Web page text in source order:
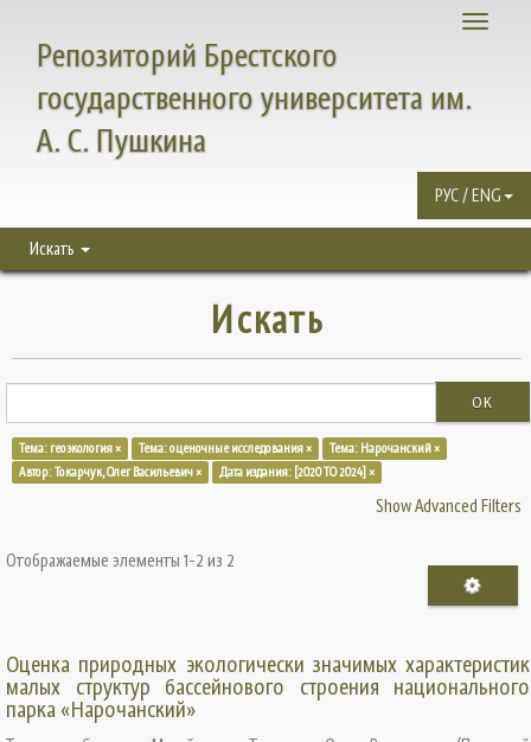
Toggle
Репозиторий Брестского
государственного университета им.
А. С. Пушкина
РУС / ENG
Искать
Искать
OK
Тема: геоэкология × Тема: оценочные исследования ×
Тема: Нарочанский ×
Автор: Токарчук, Олег Васильевич ×
Дата издания: [2020 TO 2024] ×
Show Advanced Filters
Отображаемые элементы 1-2 из 2
Оценка природных экологически значимых характеристик
малых структур бассейнового строения национального
парка «Нарочанский»